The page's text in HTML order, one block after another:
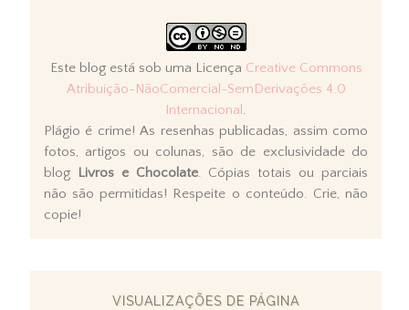
Este blog está sob uma Licença Creative Commons
Atribuição-NãoComercial-SemDerivações 4.0
Internacional .
Plágio é crime! As resenhas publicadas, assim como
fotos, artigos ou colunas, são de exclusividade do
blog Livros e Chocolate. Cópias totais ou parciais
não são permitidas! Respeite o conteúdo. Crie, não
copie!
VISUALIZAÇÕES DE PÁGINA